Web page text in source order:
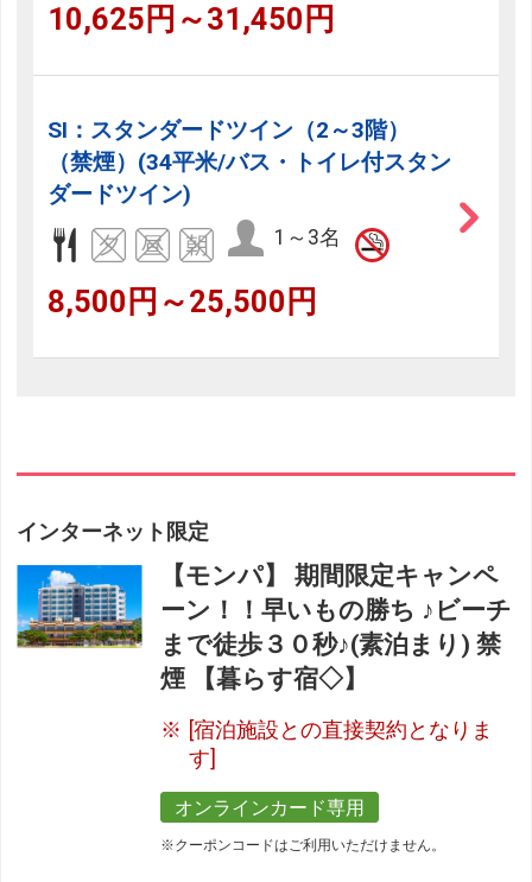
10,625円～31,450円
SI：スタンダードツイン（2～3階）
（禁煙）(34平米/バス・トイレ付スタン
ダードツイン)
1～3名
8,500円～25,500円
インターネット限定
【モンパ】 期間限定キャンペ
ーン！！早いもの勝ち ♪ビーチ
まで徒歩３０秒♪(素泊まり) 禁
煙 【暮らす宿◇】
[宿泊施設との直接契約となりま
す]
オンラインカード専用
※クーポンコードはご利用いただけません。
フリーセレクション・クーポンコードのご利用につ